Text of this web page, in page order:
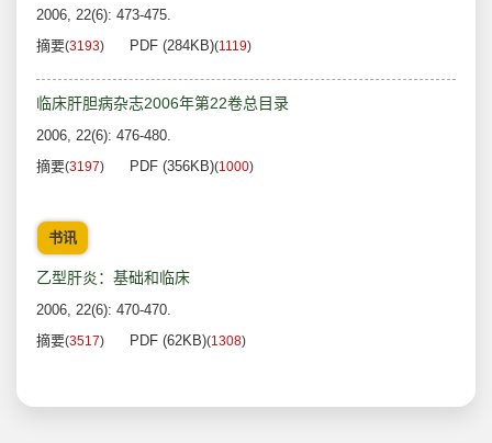
2006, 22(6): 473-475.
摘要(3193) PDF (284KB)(1119)
临床肝胆病杂志2006年第22卷总目录
2006, 22(6): 476-480.
摘要(3197) PDF (356KB)(1000)
书讯
乙型肝炎：基础和临床
2006, 22(6): 470-470.
摘要(3517) PDF (62KB)(1308)